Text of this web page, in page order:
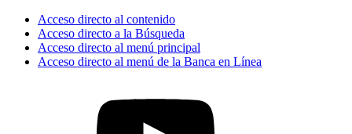
Acceso directo al contenido
Acceso directo a la Búsqueda
Acceso directo al menú principal
Acceso directo al menú de la Banca en Línea